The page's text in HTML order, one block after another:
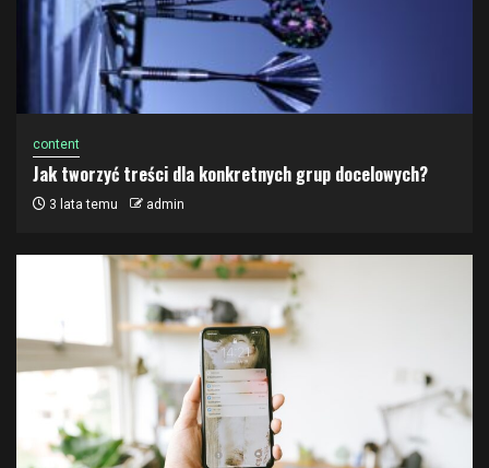
content
Jak tworzyć treści dla konkretnych grup docelowych?
3 lata temu admin